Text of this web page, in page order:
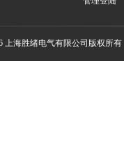
上海胜绪电气有限公司版权所有